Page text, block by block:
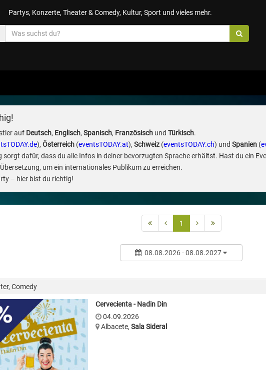
Partys, Konzerte, Theater & Comedy, Kultur, Sport und vieles mehr.
auf Deutsch, Englisch, Spanisch, Französischund Türkisch.
), Österreich(eventsTODAY.at), Schweiz(eventsTODAY.ch) und Spanien(
dafür, dass du alle Infos in deiner bevorzugten Sprache erhältst. Hast du ein
um ein internationales Publikum zu erreichen.
– hier bist du richtig!
1
08.08.2026 - 08.08.2027
Comedy
Cervecienta - Nadin Din
04.09.2026
Albacete, Sala Sideral